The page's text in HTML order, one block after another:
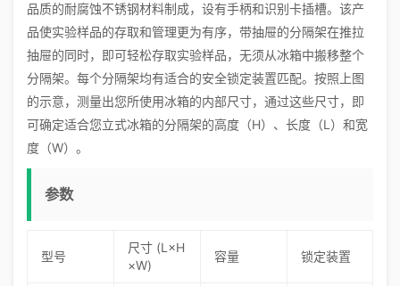
品质的耐腐蚀不锈钢材料制成，设有手柄和识别卡插槽。该产
品使实验样品的存取和管理更为有序，带抽屉的分隔架在推拉
抽屉的同时，即可轻松存取实验样品，无须从冰箱中搬移整个
分隔架。每个分隔架均有适合的安全锁定装置匹配。按照上图
的示意，测量出您所使用冰箱的内部尺寸，通过这些尺寸，即
可确定适合您立式冰箱的分隔架的高度（H）、长度（L）和宽
度（W）。
参数
型号
尺寸 (L×H
×W)
容量 锁定装置